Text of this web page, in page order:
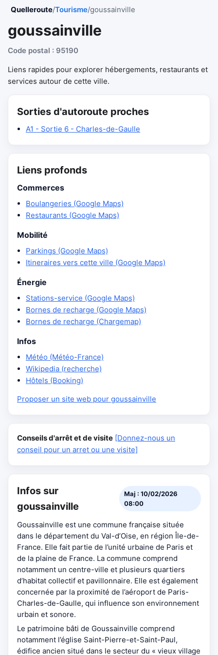
Quelleroute/Tourisme/goussainville
goussainville
Code postal : 95190
Liens rapides pour explorer hébergements, restaurants et
services autour de cette ville.
Sorties d'autoroute proches
A1 - Sortie 6 - Charles-de-Gaulle
Liens profonds
Commerces
Boulangeries (Google Maps)
Restaurants (Google Maps)
Mobilité
Parkings (Google Maps)
Itineraires vers cette ville (Google Maps)
Énergie
Stations-service (Google Maps)
Bornes de recharge (Google Maps)
Bornes de recharge (Chargemap)
Infos
Météo (Météo-France)
Wikipedia (recherche)
Hôtels (Booking)
Proposer un site web pour goussainville
Conseils d'arrêt et de visite [Donnez-nous un
conseil pour un arret ou une visite]
Infos sur
goussainville
Maj : 10/02/2026
08:00
Goussainville est une commune française située
dans le département du Val-d’Oise, en région Île-de-
France. Elle fait partie de l’unité urbaine de Paris et
de la plaine de France. La commune comprend
notamment un centre-ville et plusieurs quartiers
d’habitat collectif et pavillonnaire. Elle est également
concernée par la proximité de l’aéroport de Paris-
Charles-de-Gaulle, qui influence son environnement
urbain et sonore.
Le patrimoine bâti de Goussainville comprend
notamment l’église Saint-Pierre-et-Saint-Paul,
édifice ancien situé dans le secteur du « vieux village